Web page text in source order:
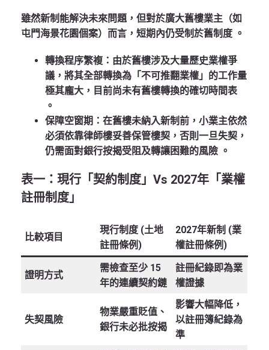
雖然新制能解決未來問題，但對於廣大舊樓業主（如
屯門海景花園個案）而言，短期內仍受制於舊制度 。
轉換程序繁複 ：由於舊樓涉及大量歷史業權爭
議，將其全部轉換為「不可推翻業權」的工作量
極其龐大，目前尚未有舊樓轉換的確切時間表
。
保障空窗期 ：在舊樓未納入新制前，小業主依然
必須依靠律師樓妥善保管樓契，否則一旦失契，
仍需面對銀行按揭受阻及轉讓困難的風險 。
表一：現行「契約制度」vs 2027年「業權
註冊制度」
比較項目
現行制度 (土地
註冊條例)
2027年新制 (業
權註冊條例)
證明方式
需檢查至少 15
年的連續契約鏈
註冊紀錄即為業
權證據
失契風險
物業嚴重貶值、
銀行未必批按揭
影響大幅降低，
以註冊簿紀錄為
準